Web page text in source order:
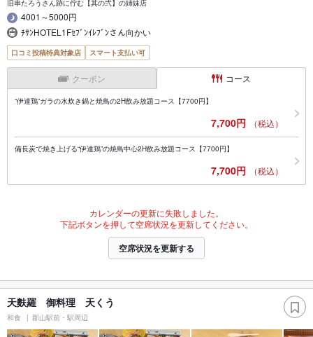
旧串たろうさん跡に佇む【其の弐】の姉妹店
4001～5000円
ﾁｻﾝHOTEL1Fｾﾌﾞﾝｲﾚﾌﾞﾝさん向かい
口コミ投稿特典対象店 スマート支払い可
クーポン コース
“伊達鶏”ガラの水炊き鍋と焼鳥の2H飲み放題コース【7700円】
7,700円 （税込）
備長炭で焼き上げる“伊達鶏”の焼鳥中心2H飲み放題コース【7700円】
7,700円 （税込）
カレンダーの更新に失敗しました。
下記ボタンを押して空席状況を更新してください。
空席状況を更新する
天麩羅 御料理 天くう
和食 郡山駅前・駅周辺